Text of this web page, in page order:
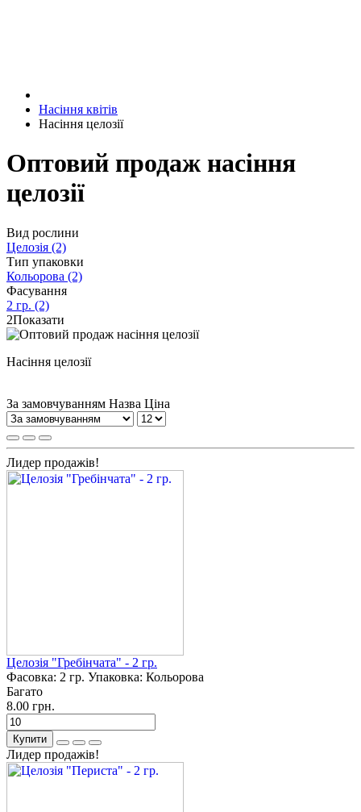
Насіння квітів
Насіння целозії
Оптовий продаж насіння
целозії
Вид рослини
Целозія (2)
Тип упаковки
Кольорова (2)
Фасування
2 гр. (2)
2Показати
Насіння целозії
За замовчуванням Назва Ціна
Лидер продажів!
Целозія "Гребінчата" - 2 гр.
Фасовка: 2 гр. Упаковка: Кольорова
Багато
8.00 грн.
Купити
Лидер продажів!